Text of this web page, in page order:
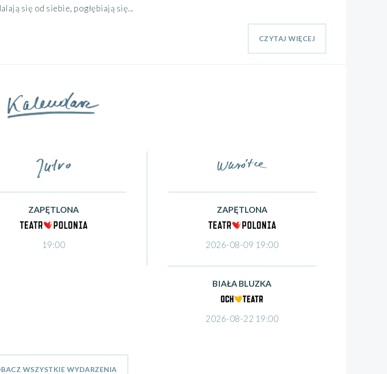
się od siebie, pogłębiają się...
CZYTAJ WIĘCEJ
ZAPĘTLONA
19:00
ZAPĘTLONA
2026-08-09 19:00
BIAŁA BLUZKA
2026-08-22 19:00
WSZYSTKIE WYDARZENIA